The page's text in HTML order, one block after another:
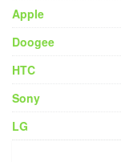
Apple
Doogee
HTC
Sony
LG